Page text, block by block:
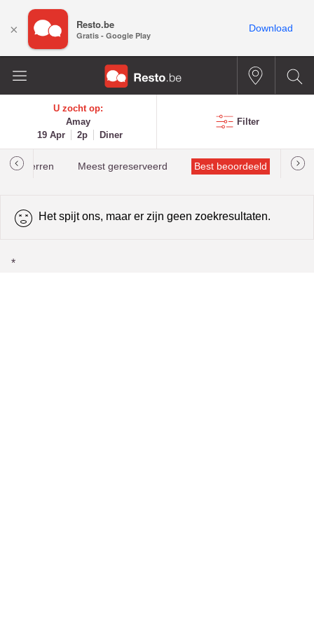
U zocht op:
Amay
19 Apr
2p Diner
Filter
Meest gereserveerd Best beoordeeld
Het spijt ons, maar er zijn geen zoekresultaten.
*
× Resto.be
Gratis - Google Play
Download